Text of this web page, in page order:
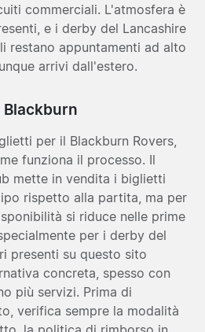
commerciali. L'atmosfera è
e i derby del Lancashire
restano appuntamenti ad alto
arrivi dall'estero.
per il Blackburn Rovers,
funziona il processo. Il
mette in vendita i biglietti
rispetto alla partita, ma per
si riduce nelle prime
per i derby del
presenti su questo sito
concreta, spesso con
più servizi. Prima di
verifica sempre la modalità